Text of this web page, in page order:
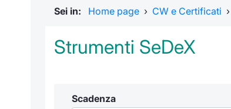
Sei in: Home page › CW e Certificati ›
Strumenti SeDeX
Scadenza